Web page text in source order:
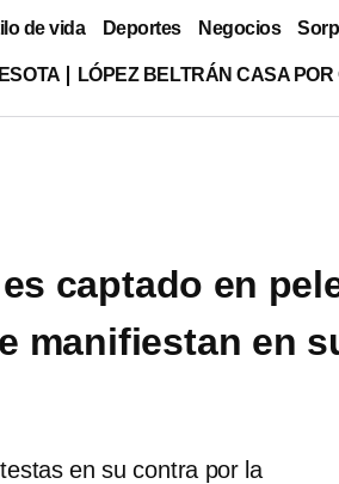
de vida Deportes Negocios
LÓPEZ BELTRÁN CASA
captado en
manifiestan en
en su contra por la